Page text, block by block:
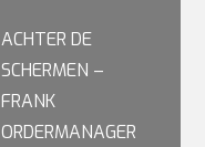
ACHTER DE
SCHERMEN –
FRANK
ORDERMANAGER